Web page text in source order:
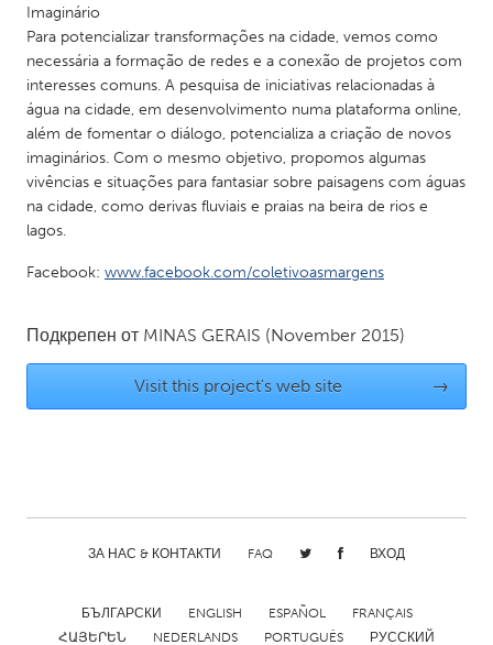
Baltimore, MD
Boston, MA
Burlingame-San Mateo, CA
Cass Clay
Chicago, IL
Cleveland, OH
Detroit, MI
Durham, NC
Gainesville, FL
Georgetown, MA
Gloucester, MA
Hamilton-Wenham, MA
New York City, NY
Newburgh, NY
Newburyport, MA
North Minneapolis, MN
Orlando, FL
Poughkeepsie, NY
Rhode Island
Rockport, MA
San Antonio, TX
Imaginário
Para potencializar transformações na cidade, vemos como
necessária a formação de redes e a conexão de projetos com
interesses comuns. A pesquisa de iniciativas relacionadas à
água na cidade, em desenvolvimento numa plataforma online,
além de fomentar o diálogo, potencializa a criação de novos
imaginários. Com o mesmo objetivo, propomos algumas
vivências e situações para fantasiar sobre paisagens com águas
na cidade, como derivas fluviais e praias na beira de rios e
lagos.
Facebook: www.facebook.com/coletivoasmargens
Подкрепен от MINAS GERAIS (November 2015)
Visit this project's web site →
ЗА НАС & КОНТАКТИ FAQ ВХОД
БЪЛГАРСКИ ENGLISH ESPAÑOL
FRANÇAIS
ՀԱՅԵՐԵՆ
NEDERLANDS PORTUGUÊS РУССКИЙ